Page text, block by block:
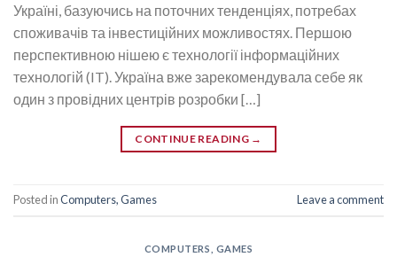
Україні, базуючись на поточних тенденціях, потребах
споживачів та інвестиційних можливостях. Першою
перспективною нішею є технології інформаційних
технологій (IT). Україна вже зарекомендувала себе як
один з провідних центрів розробки […]
CONTINUE READING →
Posted inComputers, Games Leave a comment
COMPUTERS, GAMES